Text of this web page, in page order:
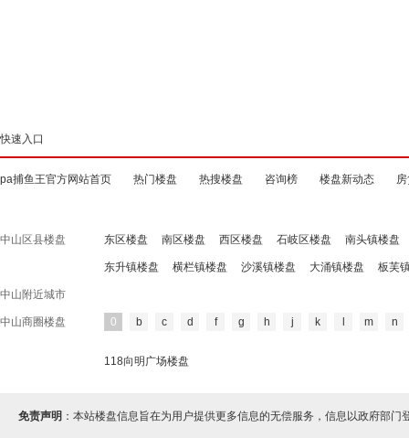
快速入口
pa捕鱼王官方网站首页 热门楼盘 热搜楼盘 咨询榜 楼盘新动态
中山区县楼盘 东区楼盘 南区楼盘 西区楼盘 石岐区楼盘 南头镇楼盘
东升镇楼盘 横栏镇楼盘 沙溪镇楼盘 大涌镇楼盘 板芙
中山附近城市
中山商圈楼盘 0 b c d f g h j k m n
118向明广场楼盘
免责声明 ：本站楼盘信息旨在为用户提供更多信息的无偿服务，信息以政府部门